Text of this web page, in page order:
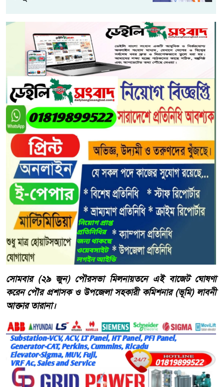
সোমবার (২৯ জুন) পৌরসভা মিলনায়তনে এই বাজেট ঘোষণা
করেন পৌর প্রশাসক ও উপজেলা সহকারী কমিশনার (ভূমি) লাবনী
আক্তার তারানা।